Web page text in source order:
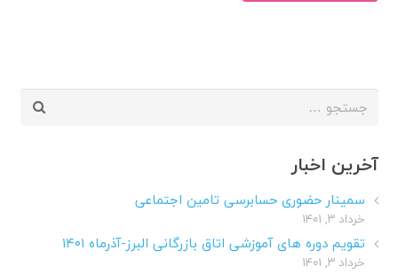
جستجو
آخرین اخبار
سمینار حضوری حسابرسی تامین اجتماعی
خرداد ۳, ۱۴۰۱
تقویم دوره های آموزشی اتاق بازرگانی البرز-آذرماه ۱۴۰۱
خرداد ۳, ۱۴۰۱